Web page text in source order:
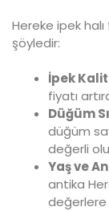
Hereke ipek
şöyledir:
İpek
fiyatı
Düğüm
düğüm
değerli
Yaş ve
antika
değerlere